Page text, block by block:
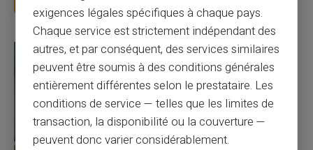
exigences légales spécifiques à chaque pays.
Chaque service est strictement indépendant des
autres, et par conséquent, des services similaires
peuvent être soumis à des conditions générales
entièrement différentes selon le prestataire. Les
conditions de service — telles que les limites de
transaction, la disponibilité ou la couverture —
peuvent donc varier considérablement.